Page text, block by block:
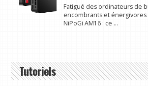
Fatigué des ordinateurs de
encombrants et énergivores
NiPoGi AM16 : ce ...
Tutoriels